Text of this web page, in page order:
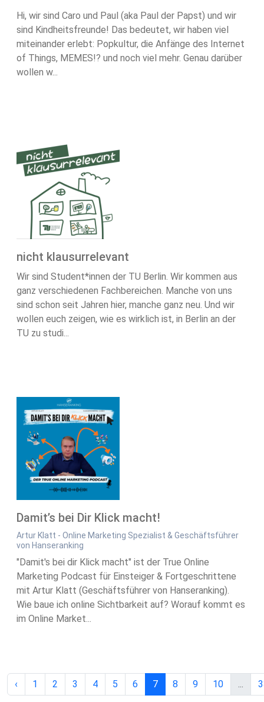
Hi, wir sind Caro und Paul (aka Paul der Papst) und wir
sind Kindheitsfreunde! Das bedeutet, wir haben viel
miteinander erlebt: Popkultur, die Anfänge des Internet
of Things, MEMES!? und noch viel mehr. Genau darüber
wollen w...
nicht klausurrelevant
Wir sind Student*innen der TU Berlin. Wir kommen aus
ganz verschiedenen Fachbereichen. Manche von uns
sind schon seit Jahren hier, manche ganz neu. Und wir
wollen euch zeigen, wie es wirklich ist, in Berlin an der
TU zu studi...
Damit’s bei Dir Klick macht!
Artur Klatt - Online Marketing Spezialist & Geschäftsführer
von Hanseranking
"Damit's bei dir Klick macht" ist der True Online
Marketing Podcast für Einsteiger & Fortgeschrittene
mit Artur Klatt (Geschäftsführer von Hanseranking).
Wie baue ich online Sichtbarkeit auf? Worauf kommt es
im Online Market...
‹ 1 2 3 4 5 6 7 8 9 10 ...